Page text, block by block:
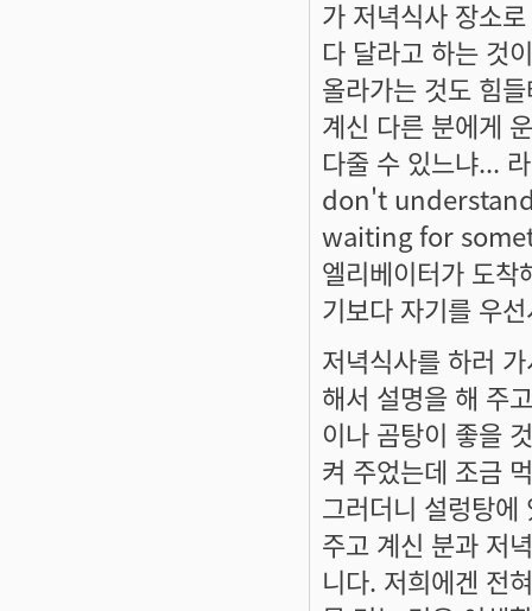
가 저녁식사 장소
다 달라고 하는 것
올라가는 것도 힘
계신 다른 분에게
다줄 수 있느냐...
don't
waiting for
엘리베이터가 도
기보다 자기를 우
저녁식사를 하러
해서 설명을 해 주
이나 곰탕이 좋을
켜 주었는데 조금
그러더니 설렁탕에
주고 계신 분과 저
니다. 저희에겐 전